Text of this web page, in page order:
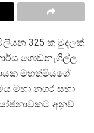
325 ක මුදලක්
ගොඩනැගිල්ල
මහත්මියගේ
මහා නගර සභා
අනුව